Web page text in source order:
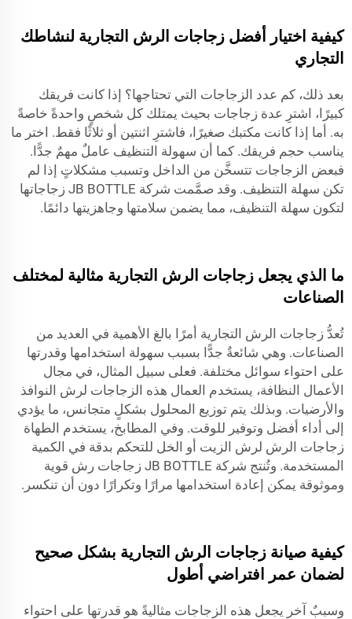
كيفية اختيار أفضل زجاجات الرش التجارية لنشاطك
التجاري
بعد ذلك، كم عدد الزجاجات التي تحتاجها؟ إذا كانت فريقك
كبيرًا، اشترِ عدة زجاجات بحيث يمتلك كل شخصٍ واحدةً خاصةً
به. أما إذا كانت مكتبك صغيرًا، فاشترِ اثنتين أو ثلاثًا فقط. اختر ما
يناسب حجم فريقك. كما أن سهولة التنظيف عاملٌ مهمٌ جدًّا.
فبعض الزجاجات تتسخَّن من الداخل وتسبب مشكلاتٍ إذا لم
تكن سهلة التنظيف. وقد صمَّمت شركة JB BOTTLE زجاجاتها
لتكون سهلة التنظيف، مما يضمن سلامتها وجاهزيتها دائمًا.
ما الذي يجعل زجاجات الرش التجارية مثالية لمختلف
الصناعات
تُعدُّ زجاجات الرش التجارية أمرًا بالغ الأهمية في العديد من
الصناعات. وهي شائعةٌ جدًّا بسبب سهولة استخدامها وقدرتها
على احتواء سوائل مختلفة. فعلى سبيل المثال، في مجال
الأعمال النظافة، يستخدم العمال هذه الزجاجات لرش النوافذ
والأرضيات. وبذلك يتم توزيع المحلول بشكلٍ متجانس، ما يؤدي
إلى أداء أفضل وتوفير للوقت. وفي المطابخ، يستخدم الطهاة
زجاجات الرش لرش الزيت أو الخل للتحكم بدقة في الكمية
المستخدمة. وتُنتج شركة JB BOTTLE زجاجات رش قوية
وموثوقة يمكن إعادة استخدامها مرارًا وتكرارًا دون أن تنكسر.
كيفية صيانة زجاجات الرش التجارية بشكل صحيح
لضمان عمر افتراضي أطول
وسببٌ آخر يجعل هذه الزجاجات مثاليةً هو قدرتها على احتواء